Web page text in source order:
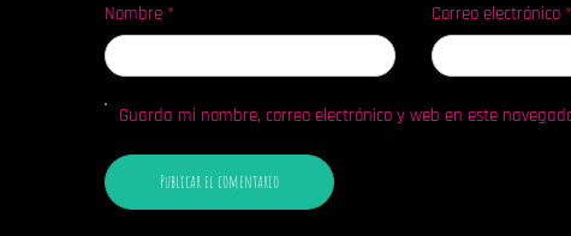
Nombre * Correo electrónico *
Guarda mi nombre, correo electrónico y web en este